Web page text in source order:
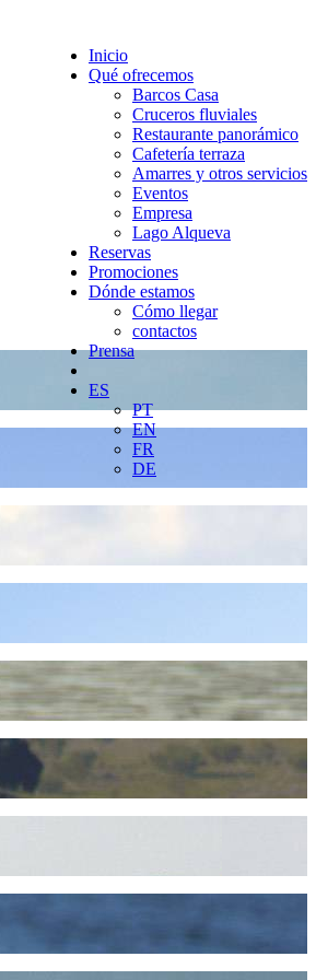
Inicio
Qué ofrecemos
Barcos Casa
Cruceros fluviales
Restaurante panorámico
Cafetería terraza
Amarres y otros servicios
Eventos
Empresa
Lago Alqueva
Reservas
Promociones
Dónde estamos
Cómo llegar
contactos
Prensa
ES
PT
EN
FR
DE